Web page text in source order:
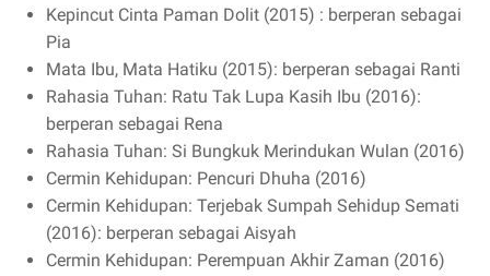
Kepincut Cinta Paman Dolit (2015) : berperan sebagai
Pia
Mata Ibu, Mata Hatiku (2015): berperan sebagai Ranti
Rahasia Tuhan: Ratu Tak Lupa Kasih Ibu (2016):
berperan sebagai Rena
Rahasia Tuhan: Si Bungkuk Merindukan Wulan (2016)
Cermin Kehidupan: Pencuri Dhuha (2016)
Cermin Kehidupan: Terjebak Sumpah Sehidup Semati
(2016): berperan sebagai Aisyah
Cermin Kehidupan: Perempuan Akhir Zaman (2016)